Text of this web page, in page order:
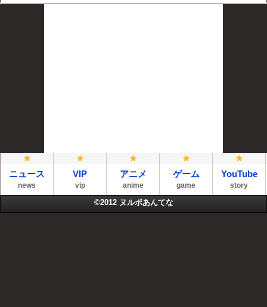
ニュース
news
VIP
vip
アニメ
anime
ゲーム
game
YouTube
story
©2012 ヌルポあんてな